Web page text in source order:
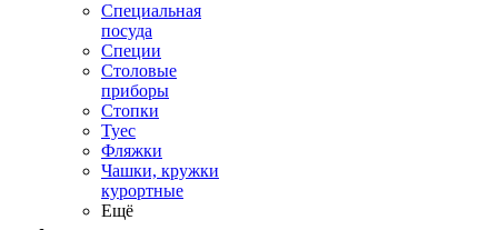
Специальная
посуда
Специи
Столовые
приборы
Стопки
Туес
Фляжки
Чашки, кружки
курортные
Ещё